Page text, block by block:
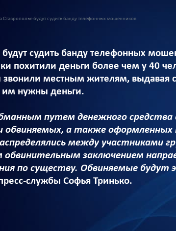
Ставрополье будут судить банду телефонных мошенников
будут судить банду телефонных
похитили деньги более чем у 40
местным жителям, выдавая
им нужны деньги.
путем денежного средства
обвиняемых, а также
между участниками
заключением
по существу. Обвиняемые будут
службы Софья Тринько.